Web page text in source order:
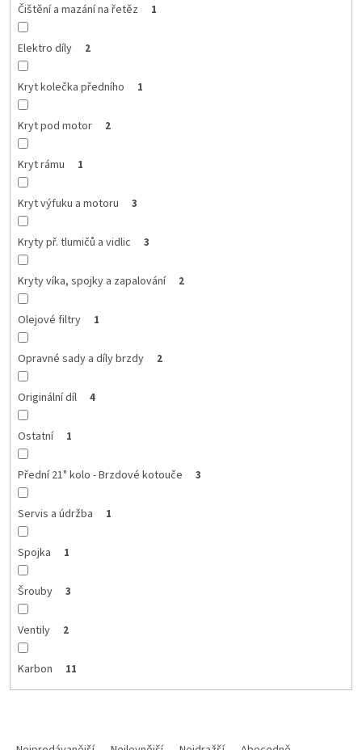
Čištění a mazání na řetěz 1
Elektro díly 2
Kryt kolečka předního 1
Kryt pod motor 2
Kryt rámu 1
Kryt výfuku a motoru 3
Kryty př. tlumičů a vidlic 3
Kryty víka, spojky a zapalování 2
Olejové filtry 1
Opravné sady a díly brzdy 2
Originální díl 4
Ostatní 1
Přední 21" kolo - Brzdové kotouče 3
Servis a údržba 1
Spojka 1
Šrouby 3
Ventily 2
Karbon 11